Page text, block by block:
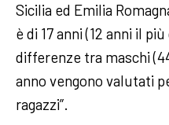
Sicilia ed Emilia
è di 17 anni (12 anni il
differenze tra maschi
anno vengono valutati
ragazzi”.